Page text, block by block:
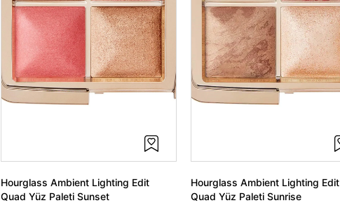
Hourglass Ambient Lighting Edit
Quad Yüz Paleti Sunset
Hourglass Ambient Lighting Edit
Quad Yüz Paleti Sunrise